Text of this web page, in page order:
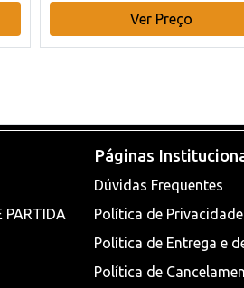
Ver Preço
PARTIDA
Páginas
Dúvidas Frequentes
Política de Privacidade
Política de Entrega e
Política de